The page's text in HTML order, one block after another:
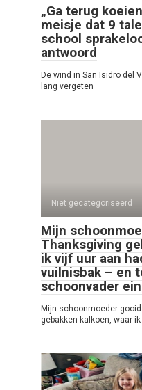
„Ga terug
meisje dat 9
school
antwoord
De wind in San Isidro del
lang vergeten
Niet gecategoriseerd
Mijn
Thanksgiving
ik vijf uur aan
vuilnisbak – en
schoonvader
Mijn schoonmoeder
gebakken kalkoen, waar